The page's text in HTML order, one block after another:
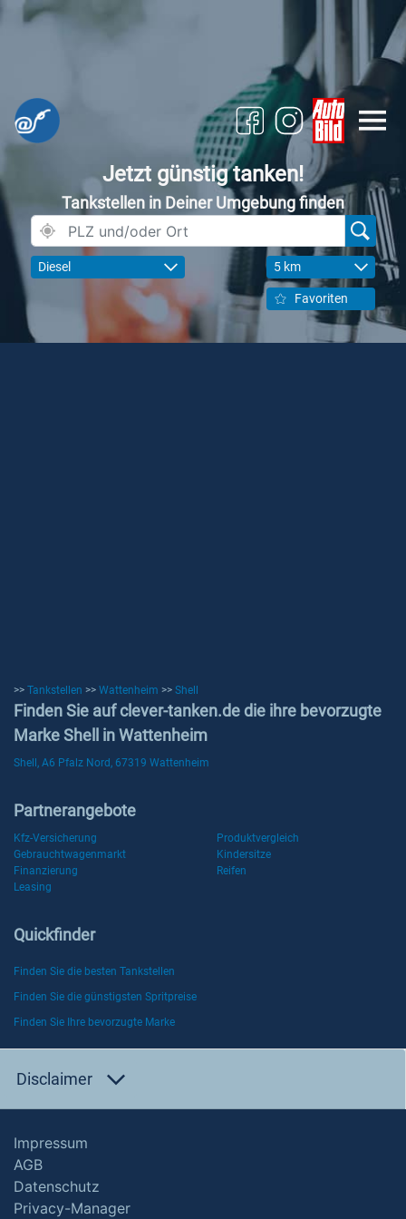
Jetzt günstig tanken!
Tankstellen in Deiner Umgebung finden
Diesel 5 km
Favoriten
>> Tankstellen >> Wattenheim >> Shell
Finden Sie auf clever-tanken.de die ihre bevorzugte
Marke Shell in Wattenheim
Shell, A6 Pfalz Nord, 67319 Wattenheim
Partnerangebote
Kfz-Versicherung
Produktvergleich
Gebrauchtwagenmarkt
Kindersitze
Finanzierung
Reifen
Leasing
Quickfinder
Finden Sie die besten Tankstellen
Finden Sie die günstigsten Spritpreise
Finden Sie Ihre bevorzugte Marke
Disclaimer
Impressum
AGB
Datenschutz
Privacy-Manager